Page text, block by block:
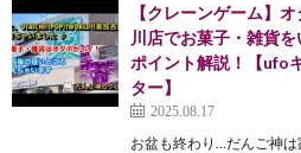
【クレーンゲーム】
川店でお菓子・雑貨
ポイント解説！【ufo
ター】
2025.08.17
お盆も終わり…だんご神